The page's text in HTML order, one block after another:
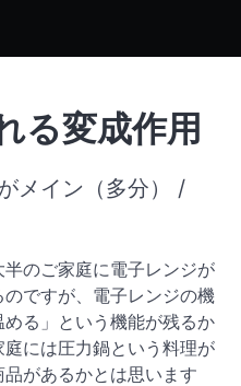
る変成作用
メイン（多分） /
のご家庭に電子レンジが
ですが、電子レンジの機
る」という機能が残るか
には圧力鍋という料理が
があるかとは思います